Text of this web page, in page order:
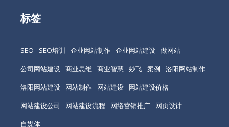
标签
SEO SEO培训 企业网站制作 企业网站建设 做网站
公司网站建设 商业思维 商业智慧 妙飞 案例
洛阳网站制作
洛阳网站建设
网站制作 网站建设
网站建设价格
网站建设公司
网站建设流程 网络营销推广
网页设计
自媒体